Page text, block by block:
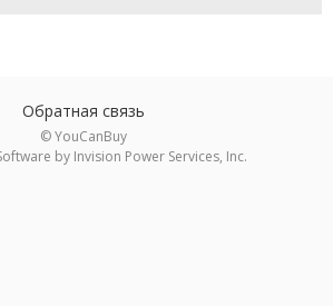
Обратная связь
© YouCanBuy
by Invision Power Services, Inc.